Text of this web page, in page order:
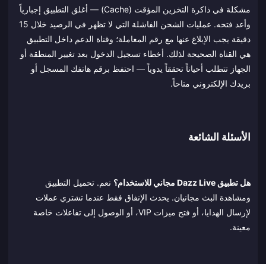
مشكلة في ذاكرة التخزين المؤقت (Cache) — أغلق التطبيق إجبارياً
وأعد فتحه. عمليات الشحن الفاشلة التي لا تظهر في الرصيد خلال 15
دقيقة يجب الإبلاغ عنها مع رقم المعاملة؛ وقناة الدعم داخل التطبيق
هي القناة الصحيحة لذلك. أخطاء تسجيل الدخول بعد تغيير المنطقة أو
الجهاز تتطلب أحياناً تحققاً يدوياً — احتفظ برقم هاتفك المسجل أو
بريدك الإلكتروني متاحاً.
الأسئلة الشائعة
هل تطبيق Dazz Live مجاني للاستخدام؟
نعم. تحميل التطبيق
ومشاهدة البث مجانيان. يحدث الإنفاق فقط عندما تشتري عملات
لإرسال الهدايا، أو فتح ميزات VIP، أو الوصول إلى تفاعلات خاصة
معينة.